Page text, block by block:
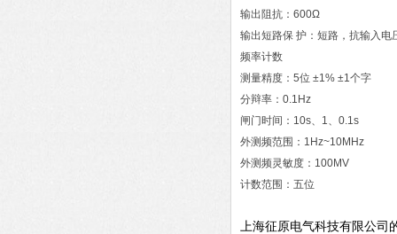
输出阻抗：600Ω
输出短路保 护：短路，抗输入电
频率计数
测量精度：5位 ±1% ±1个字
分辩率：0.1Hz
闸门时间：10s、1、0.1s
外测频范围：1Hz~10MHz
外测频灵敏度：100MV
计数范围：五位
上海征原电气科技有限公司